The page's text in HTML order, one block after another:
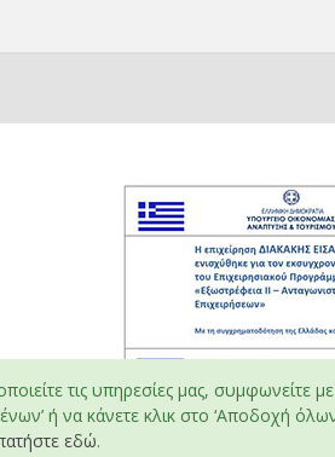
τις υπηρεσίες μας, συμφωνείτε
ή να κάνετε κλικ στο ‘Αποδοχή
εδώ.